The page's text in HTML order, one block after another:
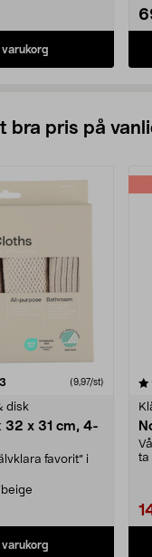
varukorg
bra pris på
(9,97/st)
disk
32 x 31 cm, 4-
favorit” i
varukorg
ta